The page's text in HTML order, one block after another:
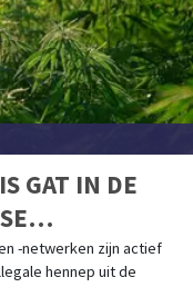
GAT IN DE
-netwerken zijn actief
hennep uit de